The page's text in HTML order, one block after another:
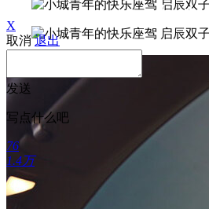
X
取消 退出
发送
写点什么吧
76
1.4万